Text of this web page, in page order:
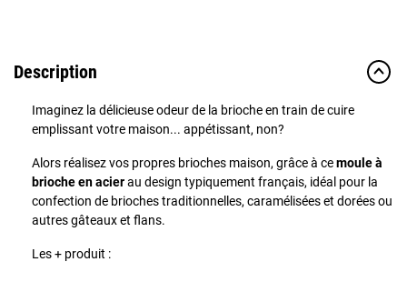
Description
Imaginez la délicieuse odeur de la brioche en train de cuire
emplissant votre maison... appétissant, non?
Alors réalisez vos propres brioches maison, grâce à cemoule à
brioche en acierau design typiquement français, idéal pour la
confection de brioches traditionnelles, caramélisées et dorées ou
autres gâteaux et flans.
Les + produit :